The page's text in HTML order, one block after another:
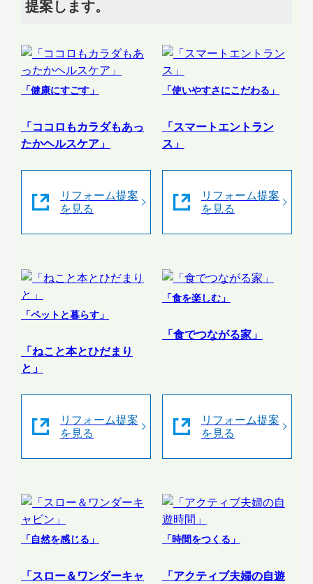
提案します。
「健康にすごす」
「ココロもカラダもあっ
たかヘルスケア」
リフォーム提案
を見る
「使いやすさにこだわる」
「スマートエントラン
ス」
リフォーム提案
を見る
「ペットと暮らす」
「ねこと本とひだまり
と」
リフォーム提案
を見る
「食を楽しむ」
「食でつながる家」
リフォーム提案
を見る
「自然を感じる」
「スロー＆ワンダーキャ
「時間をつくる」
「アクティブ夫婦の自遊